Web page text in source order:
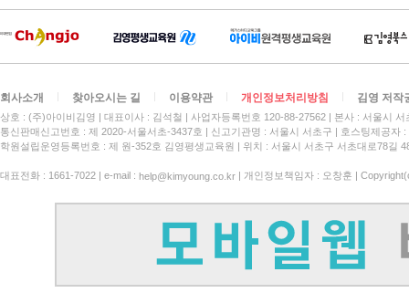
회사소개 찾아오시는 길 이용약관 개인정보처리방침 김영 저작
상호 : (주)아이비김영 대표이사 : 김석철 사업자등록번호 120-88-27562
본사 : 서울시
통신판매신고번호 : 제 2020-서울서초-3437호
신고기관명 : 서울시 서초구
호스팅제공자
학원설립운영등록번호 : 제 원-352호 김영평생교육원 | 위치 : 서울시 서초구 서초대로78길
대표전화 : 1661-7022 | e-mail : help@kimyoung.co.kr | 개인정보책임자 : 오창훈 |